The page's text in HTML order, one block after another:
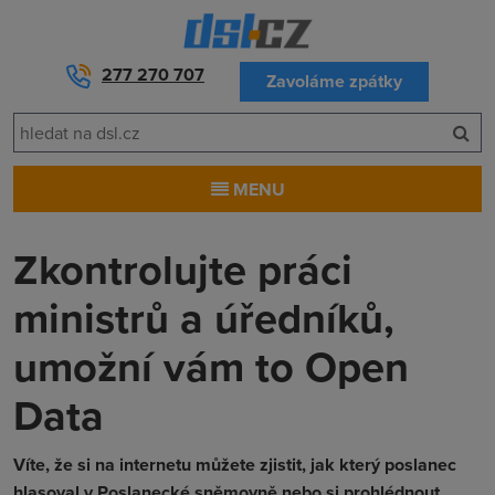
277 270 707 Zavoláme zpátky
MENU
Zkontrolujte práci
ministrů a úředníků,
umožní vám to Open
Data
Víte, že si na internetu můžete zjistit, jak který poslanec